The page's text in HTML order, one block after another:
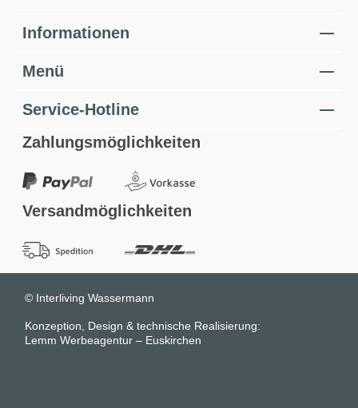
Informationen
Menü
Service-Hotline
Zahlungsmöglichkeiten
Versandmöglichkeiten
© Interliving Wassermann
Konzeption, Design & technische Realisierung:
Lemm Werbeagentur – Euskirchen